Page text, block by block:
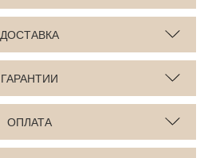
ДОСТАВКА
ГАРАНТИИ
ОПЛАТА